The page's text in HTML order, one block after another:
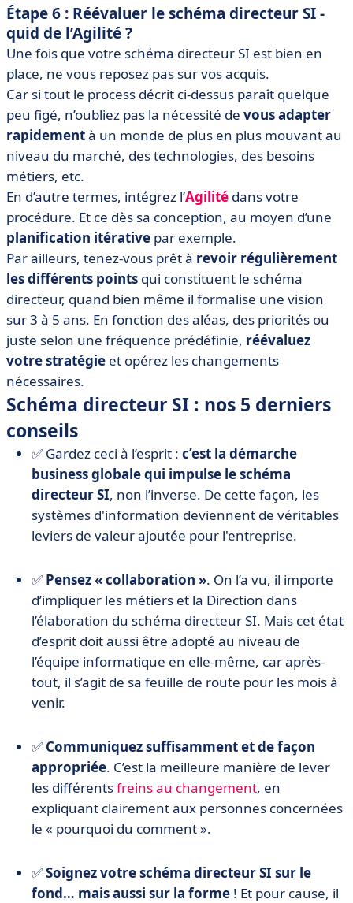
Étape 6 : Réévaluer le schéma directeur SI -
quid de l’Agilité ?
Une fois que votre schéma directeur SI est bien en
place, ne vous reposez pas sur vos acquis.
Car si tout le process décrit ci-dessus paraît quelque
peu figé, n’oubliez pas la nécessité de vous adapter
rapidementà un monde de plus en plus mouvant au
niveau du marché, des technologies, des besoins
métiers, etc.
En d’autre termes, intégrez l’Agilité dans votre
procédure. Et ce dès sa conception, au moyen d’une
planification itérative par exemple.
Par ailleurs, tenez-vous prêt à revoir régulièrement
les différents points qui constituent le schéma
directeur, quand bien même il formalise une vision
sur 3 à 5 ans. En fonction des aléas, des priorités ou
juste selon une fréquence prédéfinie, réévaluez
votre stratégie et opérez les changements
nécessaires.
Schéma directeur SI : nos 5 derniers
conseils
✅ Gardez ceci à l’esprit : c’est la démarche
business globale qui impulse le schéma
directeur SI, non l’inverse. De cette façon, les
systèmes d'information deviennent de véritables
leviers de valeur ajoutée pour l'entreprise.
✅ Pensez « collaboration ». On l’a vu, il importe
d’impliquer les métiers et la Direction dans
l’élaboration du schéma directeur SI. Mais cet état
d’esprit doit aussi être adopté au niveau de
l’équipe informatique en elle-même, car après-
tout, il s’agit de sa feuille de route pour les mois à
venir.
✅ Communiquez suffisamment et de façon
appropriée. C’est la meilleure manière de lever
les différentsfreins au changement, en
expliquant clairement aux personnes concernées
le « pourquoi du comment ».
✅Soignez votre schéma directeur SI sur le
fond… mais aussi sur la forme ! Et pour cause, il